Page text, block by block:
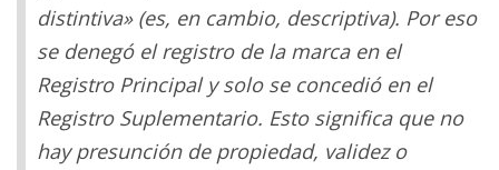
distintiva» (es, en cambio, descriptiva). Por eso
se denegó el registro de la marca en el
Registro Principal y solo se concedió en el
Registro Suplementario. Esto significa que no
hay presunción de propiedad, validez o